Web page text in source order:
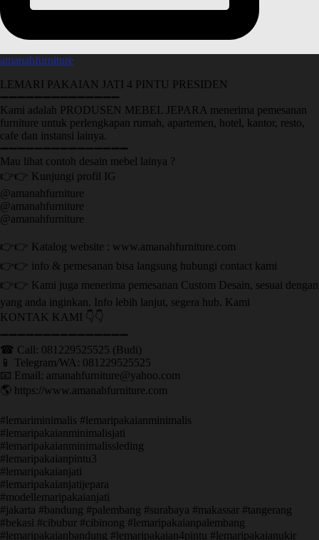
amanahfurniture
LEMARI PAKAIAN JATI 4 PINTU PRESIDEN
➖➖➖➖➖➖➖➖➖➖➖➖➖➖
Kami adalah PRODUSEN MEBEL JEPARA menerima pemesanan
furniture untuk perlengkapan rumah, apartemen, hotel, kantor, resto,
cafe dan instansi lainya.
➖➖➖➖➖➖➖➖➖➖➖➖➖➖➖
Mau lihat contoh desain mebel lainya ?
👉👉 Kunjungi profil IG
@amanahfurniture
@amanahfurniture
@amanahfurniture
👉👉 Katalog website : www.amanahfurniture.com
👉👉 info & pemesanan bisa langsung hubungi contact kami
👉👉 Kami juga menerima pemesanan Custom Desain, sesuai dengan
yang anda inginkan. Info lebih lanjut, segera hub. Kami
KONTAK KAMI 👇👇
➖➖➖➖➖➖➖➖➖➖➖➖➖➖➖ ㅤ
☎ Call: 081229525525 (Budi)
📱 Telegram/WA: 081229525525
📧 Email: amanahfurniture@yahoo.com
🌎 https://www.amanahfurniture.com
#lemariminimalis #lemaripakaianminimalis
#lemaripakaianminimalisjati
#lemaripakaianminimalissleding
#lemaripakaianpintu3
#lemaripakaianjati
#lemaripakaianjatijepara
#modellemaripakaianjati
#jakarta #bandung #palembang #surabaya #makassar #tangerang
#bekasi #cibubur #cibinong #lemaripakaianpalembang
#lemaripakaianbandung #lemaripakaian4pintu #lemaripakaianukir